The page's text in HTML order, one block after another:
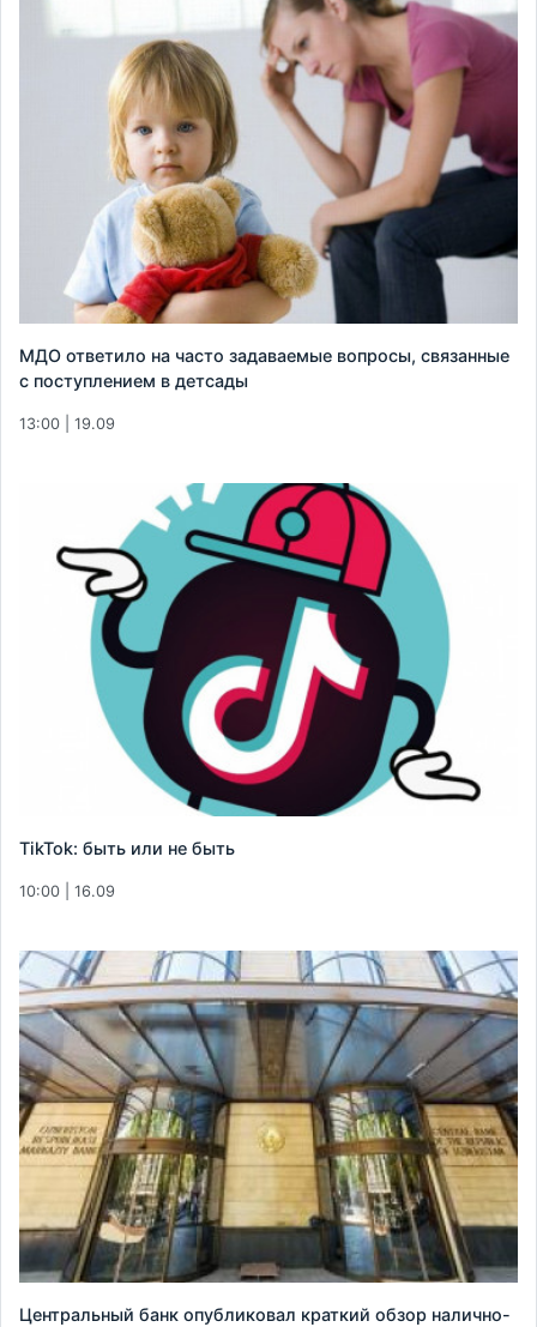
МДО ответило на часто задаваемые вопросы, связанные
с поступлением в детсады
13:00 | 19.09
TikTok: быть или не быть
10:00 | 16.09
Центральный банк опубликовал краткий обзор налично-